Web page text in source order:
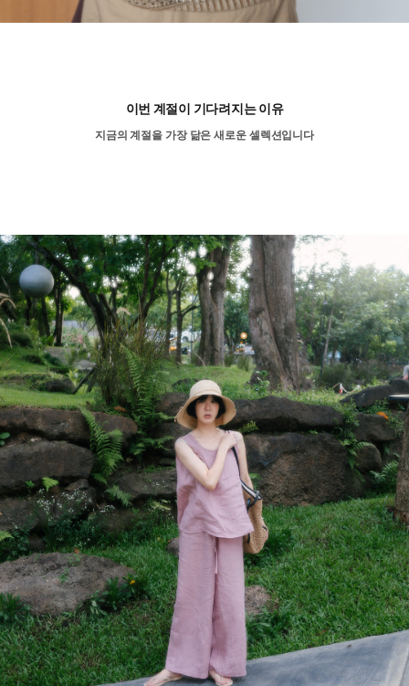
이번 계절이 기다려지는 이유
지금의 계절을 가장 닮은 새로운 셀렉션입니다